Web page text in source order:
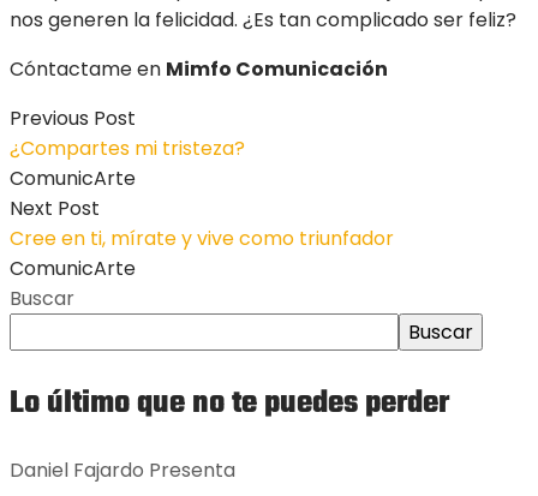
nos generen la felicidad. ¿Es tan complicado ser feliz?
Cóntactame en Mimfo Comunicación
Previous Post
¿Compartes mi tristeza?
ComunicArte
Next Post
Cree en ti, mírate y vive como triunfador
ComunicArte
Buscar
Buscar
Lo último que no te puedes perder
Daniel Fajardo Presenta